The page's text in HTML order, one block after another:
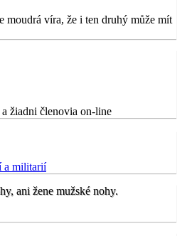
moudrá víra, že i ten druhý může mít
žiadni členovia on-line
ani žene mužské nohy.